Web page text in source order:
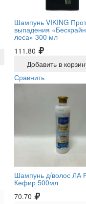
Шампунь VIKING
выпадения
леса» 300 мл
111.80
Добавить в
Сравнить
Шампунь д/волос ЛА
Кефир 500мл
70.70